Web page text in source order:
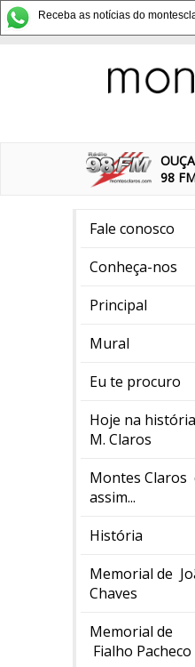
Receba as notícias do
98
Fale conosco
Conheça-nos
Principal
Mural
Eu te procuro
Hoje na
M. Claros
Montes Claros
assim...
História
Memorial de
Chaves
Memorial de
Fialho Pacheco